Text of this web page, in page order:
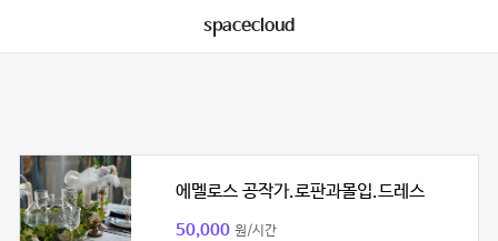
spacecloud
에멜로스 공작가.로판과몰입.드레스
50,000 원/시간